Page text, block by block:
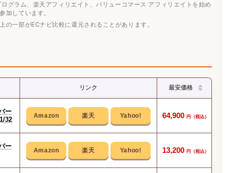
グラム、楽天アフィリエイト、バリューコマース アフィリエイトを始め
加しています。
の一部がECナビ比較に還元されることがあります。
リンク 最安価格
ー
32
64,900
ー
13,200